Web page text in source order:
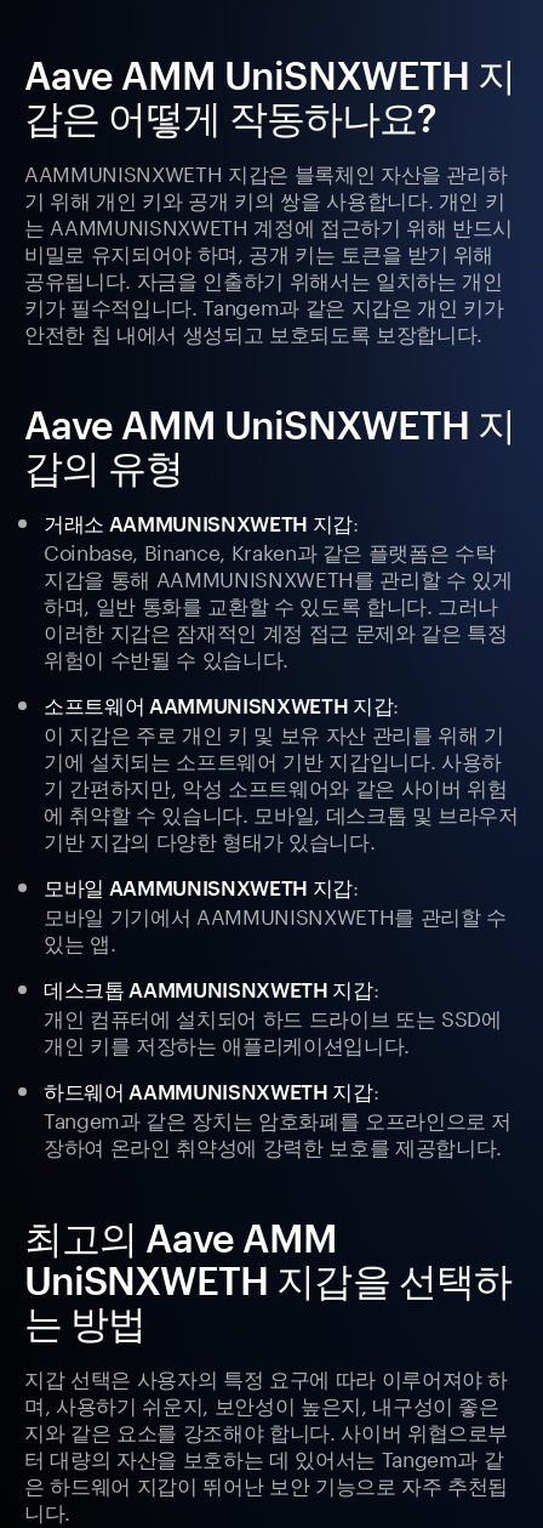
Aave AMM UniSNXWETH 지
갑은 어떻게 작동하나요?
AAMMUNISNXWETH 지갑은 블록체인 자산을 관리하
기 위해 개인 키와 공개 키의 쌍을 사용합니다. 개인 키
는 AAMMUNISNXWETH 계정에 접근하기 위해 반드시
비밀로 유지되어야 하며, 공개 키는 토큰을 받기 위해
공유됩니다. 자금을 인출하기 위해서는 일치하는 개인
키가 필수적입니다. Tangem과 같은 지갑은 개인 키가
안전한 칩 내에서 생성되고 보호되도록 보장합니다.
Aave AMM UniSNXWETH 지
갑의 유형
거래소 AAMMUNISNXWETH 지갑:
Coinbase, Binance, Kraken과 같은 플랫폼은 수탁
지갑을 통해 AAMMUNISNXWETH를 관리할 수 있게
하며, 일반 통화를 교환할 수 있도록 합니다. 그러나
이러한 지갑은 잠재적인 계정 접근 문제와 같은 특정
위험이 수반될 수 있습니다.
소프트웨어 AAMMUNISNXWETH 지갑:
이 지갑은 주로 개인 키 및 보유 자산 관리를 위해 기
기에 설치되는 소프트웨어 기반 지갑입니다. 사용하
기 간편하지만, 악성 소프트웨어와 같은 사이버 위험
에 취약할 수 있습니다. 모바일, 데스크톱 및 브라우저
기반 지갑의 다양한 형태가 있습니다.
모바일 AAMMUNISNXWETH 지갑:
모바일 기기에서 AAMMUNISNXWETH를 관리할 수
있는 앱.
데스크톱 AAMMUNISNXWETH 지갑:
개인 컴퓨터에 설치되어 하드 드라이브 또는 SSD에
개인 키를 저장하는 애플리케이션입니다.
하드웨어 AAMMUNISNXWETH 지갑:
Tangem과 같은 장치는 암호화폐를 오프라인으로 저
장하여 온라인 취약성에 강력한 보호를 제공합니다.
최고의 Aave AMM
UniSNXWETH 지갑을 선택하
는 방법
지갑 선택은 사용자의 특정 요구에 따라 이루어져야 하
며, 사용하기 쉬운지, 보안성이 높은지, 내구성이 좋은
지와 같은 요소를 강조해야 합니다. 사이버 위협으로부
터 대량의 자산을 보호하는 데 있어서는 Tangem과 같
은 하드웨어 지갑이 뛰어난 보안 기능으로 자주 추천됩
니다.